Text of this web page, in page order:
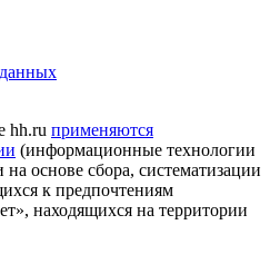
hh.ru применяются
(информационные технологии
основе сбора, систематизации
к предпочтениям
находящихся на территории